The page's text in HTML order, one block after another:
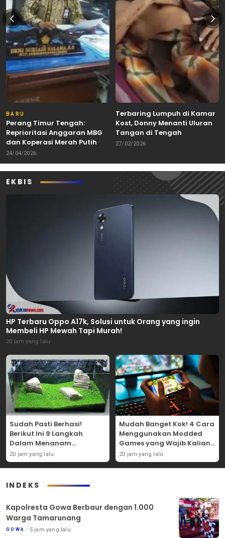
BARU
Perang Timur Tengah:
Reprioritasi Anggaran MBG
dan Koperasi Merah Putih
24/04/2026
Terbaring Lumpuh di Kamar
Kost, Donny Menanti Uluran
Tangan di Tengah
Keterbatasan
27/02/2026
EKBIS
HP Terbaru Oppo A17k, Solusi untuk Orang yang ingin
Membeli HP Mewah Tapi Murah!
20 jam yang lalu
Sudah Pasti Berhasi!
Berikut Ini 9 Langkah
Dalam Menanam
Tanaman Carpet Seed Di
Aquascape!
20 jam yang lalu
Mudah Banget Kok! 4 Cara
Menggunakan Modded
Games yang Wajib Kalian
Coba Sendiri!
20 jam yang lalu
INDEKS
Kapolresta Gowa Berbaur dengan 1.000
Warga Tamarunang
GOWA 5 jam yang lalu